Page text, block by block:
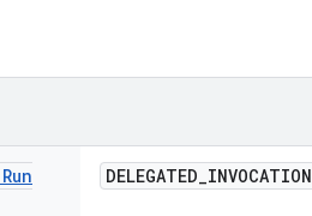
Run
DELEGATED_INVOCATION